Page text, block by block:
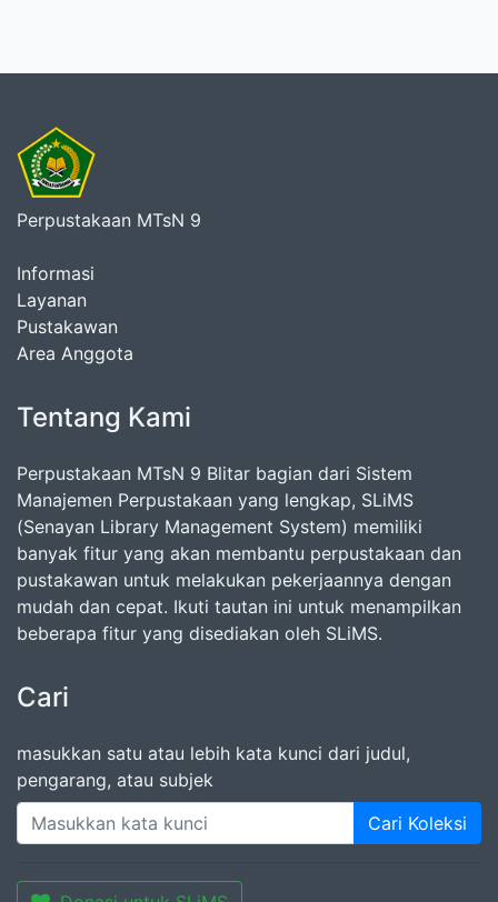
Perpustakaan MTsN 9
Informasi
Layanan
Pustakawan
Area Anggota
Tentang Kami
Perpustakaan MTsN 9 Blitar bagian dari Sistem
Manajemen Perpustakaan yang lengkap, SLiMS
(Senayan Library Management System) memiliki
banyak fitur yang akan membantu perpustakaan dan
pustakawan untuk melakukan pekerjaannya dengan
mudah dan cepat. Ikuti tautan ini untuk menampilkan
beberapa fitur yang disediakan oleh SLiMS.
Cari
masukkan satu atau lebih kata kunci dari judul,
pengarang, atau subjek
Cari Koleksi